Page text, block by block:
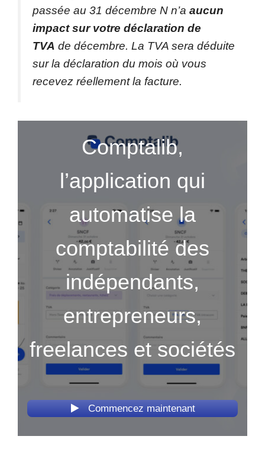
passée au 31 décembre N n’a aucun
impact sur votre déclaration de
TVA de décembre. La TVA sera déduite
sur la déclaration du mois où vous
recevez réellement la facture.
Comptalib,
l’application qui
automatise la
comptabilité des
indépendants,
entrepreneurs,
freelances et sociétés
Commencez maintenant